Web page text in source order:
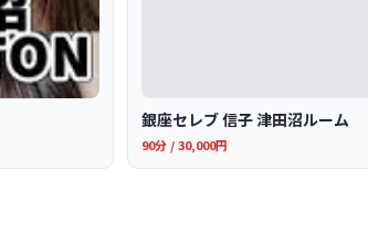
銀座セレブ 信子 津田沼ルーム
90分 / 30,000円